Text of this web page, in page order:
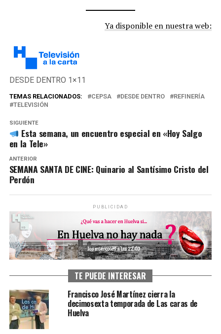
Ya disponible en nuestra web:
DESDE DENTRO 1×11
TEMAS RELACIONADOS: CEPSA DESDE DENTRO
REFINERÍA
TELEVISIÓN
SIGUIENTE
Esta semana, un encuentro especial en «Hoy Salgo
en la Tele»
ANTERIOR
SEMANA SANTA DE CINE: Quinario al Santísimo Cristo del
Perdón
PUBLICIDAD
TE PUEDE INTERESAR
Francisco José Martínez cierra la
decimosexta temporada de Las caras de
Huelva